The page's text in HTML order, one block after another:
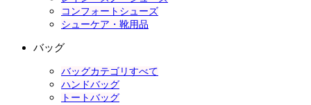
コンフォートシューズ
シューケア・靴用品
バッグ
バッグカテゴリすべて
ハンドバッグ
トートバッグ